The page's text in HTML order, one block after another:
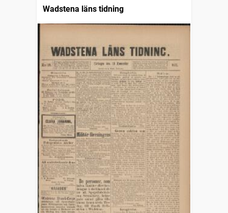
Wadstena läns tidning